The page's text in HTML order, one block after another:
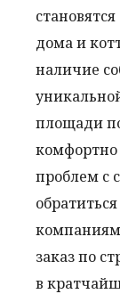
дома и
наличие
площади
комфортно
проблем с
заказ по
в